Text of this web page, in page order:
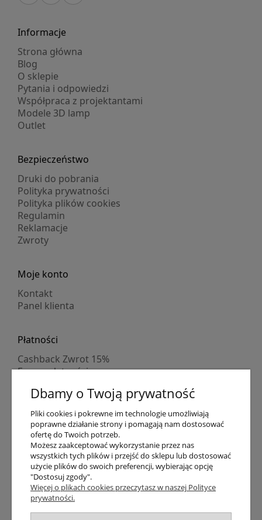
Informacje
Strona główna
Blog
O sklepie
Pytania i odpowiedzi
Współpraca z projektantami
Modele 3D lamp
Outlet
Bezpieczeństwo
Druki do pobrania
Polityka prywatności
Polityka plików cookies
Regulamin
Reklamacje
Zwroty
Moje konto
Kontakt
Panel klienta
Płatności
Cashback Zwrot 15%
Formy płatności
Numer konta
PayPo kupujesz, nie płacisz
Progi rabatowe
Promocje
Dostawa
Czas wysyłki
Dostawa
Śledzenie przesyłki GLS
Dbamy o Twoją prywatność
Pliki cookies i pokrewne im technologie umożliwiają
poprawne działanie strony i pomagają nam dostosować
ofertę do Twoich potrzeb.
Możesz zaakceptować wykorzystanie przez nas
wszystkich tych plików i przejść do sklepu lub dostosować
użycie plików do swoich preferencji, wybierając opcję
"Dostosuj zgody".
Więcej o plikach cookies przeczytasz w naszej Polityce
prywatności.